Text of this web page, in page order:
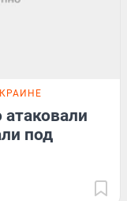
под